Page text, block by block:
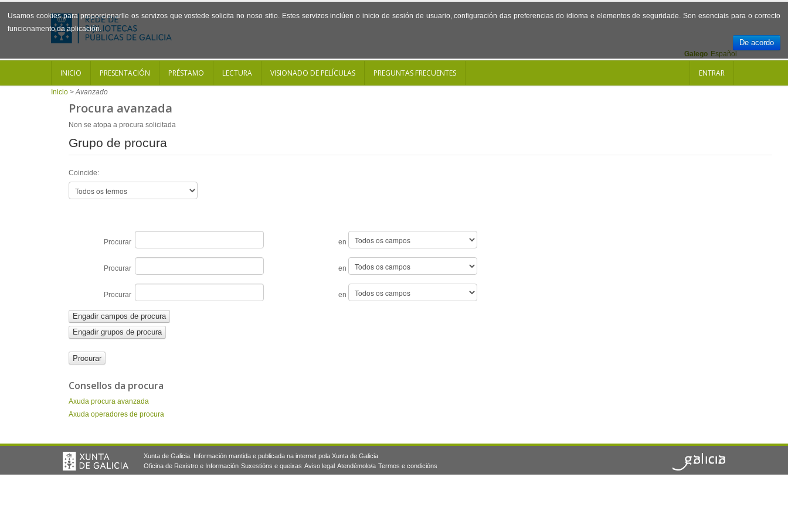
Usamos cookies para proporcionarlle os servizos que vostede solicita no noso sitio. Estes servizos inclúen o inicio de sesión de usuario, configuración das preferencias do idioma e elementos de seguridade. Son esenciais para o correcto
funcionamento da aplicación.
De acordo
Español
Galego
INICIO PRESENTACIÓN PRÉSTAMO LECTURA VISIONADO DE PELÍCULAS PREGUNTAS FRECUENTES ENTRAR
Inicio > Avanzado
Procura avanzada
Non se atopa a procura solicitada
Grupo de procura
Coincide:
Procurar en
Procurar en
Procurar en
Engadir campos de procura
Engadir grupos de procura
Consellos da procura
Axuda procura avanzada
Axuda operadores de procura
Xunta de Galicia. Información mantida e publicada na internet pola Xunta de Galicia
Oficina de Rexistro e Información Suxestións e queixas Aviso legal Atendémolo/a Termos e condicións